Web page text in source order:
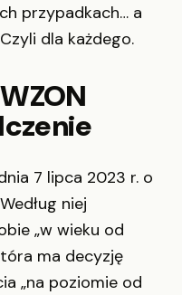
przypadkach… a
dla każdego.
7 lipca 2023 r. o
niej
„w wieku od
ma decyzję
„na poziomie od